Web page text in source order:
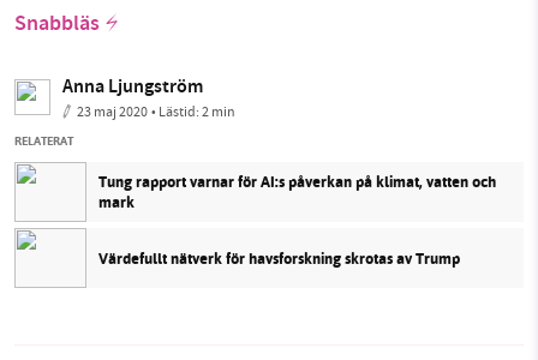
Snabbläs
Anna Ljungström
23 maj 2020• Lästid:2 min
RELATERAT
Tung rapport varnar för AI:s påverkan på klimat, vatten och
mark
Värdefullt nätverk för havsforskning skrotas av Trump